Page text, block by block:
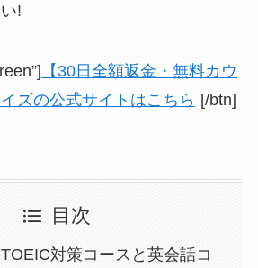
!
【30日全額返金・無料カウ
ズの公式サイトはこちら [/btn]
目次
TOEIC対策コースと英会話コ